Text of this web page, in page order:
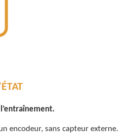
encodeur, sans capteur externe.